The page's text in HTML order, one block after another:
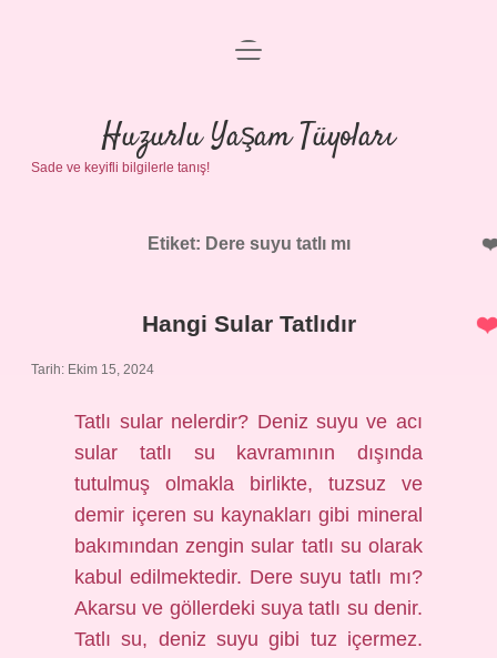
Anasayfa
Gizlilik Politikası
Yasal Uyarı
menüyü
Huzurlu Yaşam Tüyoları
Sade ve keyifli bilgilerle tanış!
Etiket: Dere suyu tatlı mı
Hangi Sular Tatlıdır
Tarih: Ekim 15, 2024
Tatlı sular nelerdir? Deniz suyu ve acı
sular tatlı su kavramının dışında
tutulmuş olmakla birlikte, tuzsuz ve
demir içeren su kaynakları gibi mineral
bakımından zengin sular tatlı su olarak
kabul edilmektedir. Dere suyu tatlı mı?
Akarsu ve göllerdeki suya tatlı su denir.
Tatlı su, deniz suyu gibi tuz içermez.